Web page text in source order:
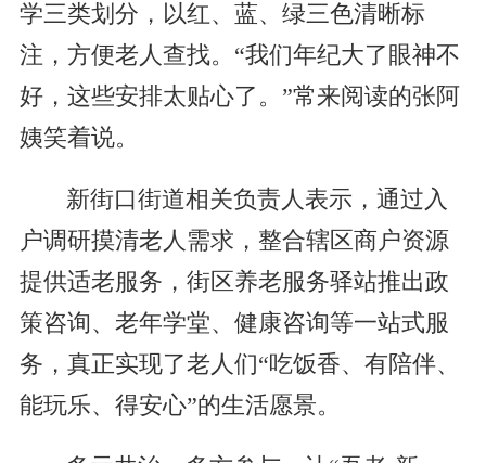
学三类划分，以红、蓝、绿三色清晰标
注，方便老人查找。“我们年纪大了眼神不
好，这些安排太贴心了。”常来阅读的张阿
姨笑着说。
新街口街道相关负责人表示，通过入
户调研摸清老人需求，整合辖区商户资源
提供适老服务，街区养老服务驿站推出政
策咨询、老年学堂、健康咨询等一站式服
务，真正实现了老人们“吃饭香、有陪伴、
能玩乐、得安心”的生活愿景。